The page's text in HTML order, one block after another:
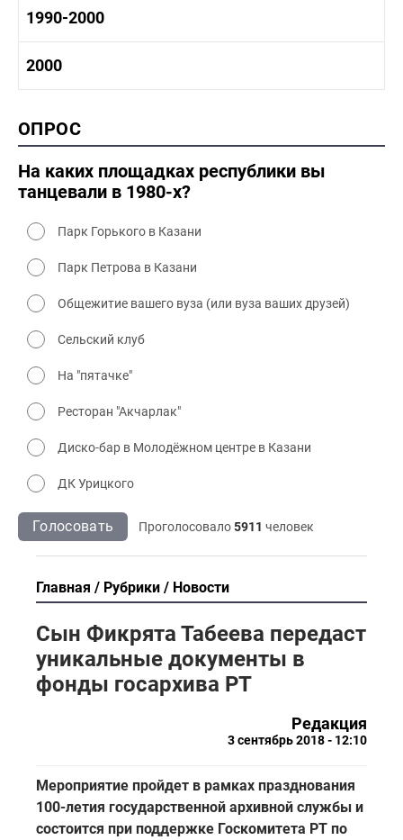
1970 - 1980 быт
1980 -1990 история
1980-1990 культура
1990-2000
1990-2000 культура
2000
2000 промышленность
2000 культура
ОПРОС
На каких площадках республики вы
танцевали в 1980-х?
Парк Горького в Казани
Парк Петрова в Казани
Общежитие вашего вуза (или вуза ваших друзей)
Сельский клуб
На "пятачке"
Ресторан "Акчарлак"
Диско-бар в Молодёжном центре в Казани
ДК Урицкого
Голосовать Проголосовало5911 человек
Главная Рубрики Новости
Сын Фикрята Табеева передаст
уникальные документы в
фонды госархива РТ
Редакция
3 сентябрь 2018 - 12:10
Мероприятие пройдет в рамках празднования
100-летия государственной архивной службы и
состоится при поддержке Госкомитета РТ по